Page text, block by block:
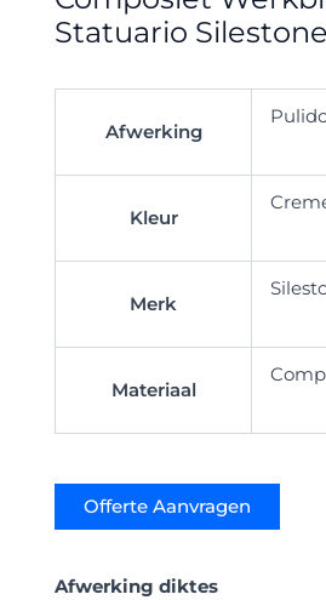
Statuario Silestone
Afwerking
Kleur
Merk
Materiaal
Offerte Aanvragen
Afwerking diktes